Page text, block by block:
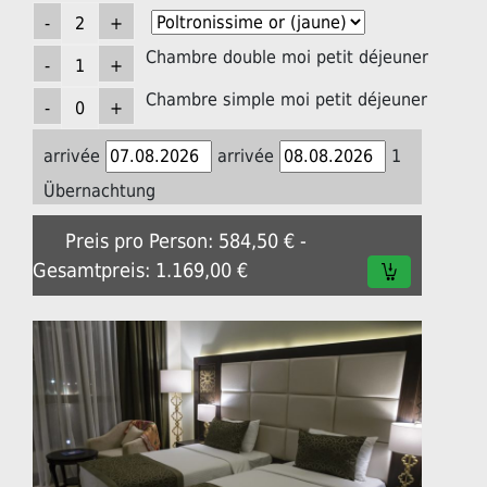
Chambre double moi petit déjeuner
Chambre simple moi petit déjeuner
arrivée arrivée
1
Übernachtung
Preis pro Person: 584,50 € -
Gesamtpreis: 1.169,00 €